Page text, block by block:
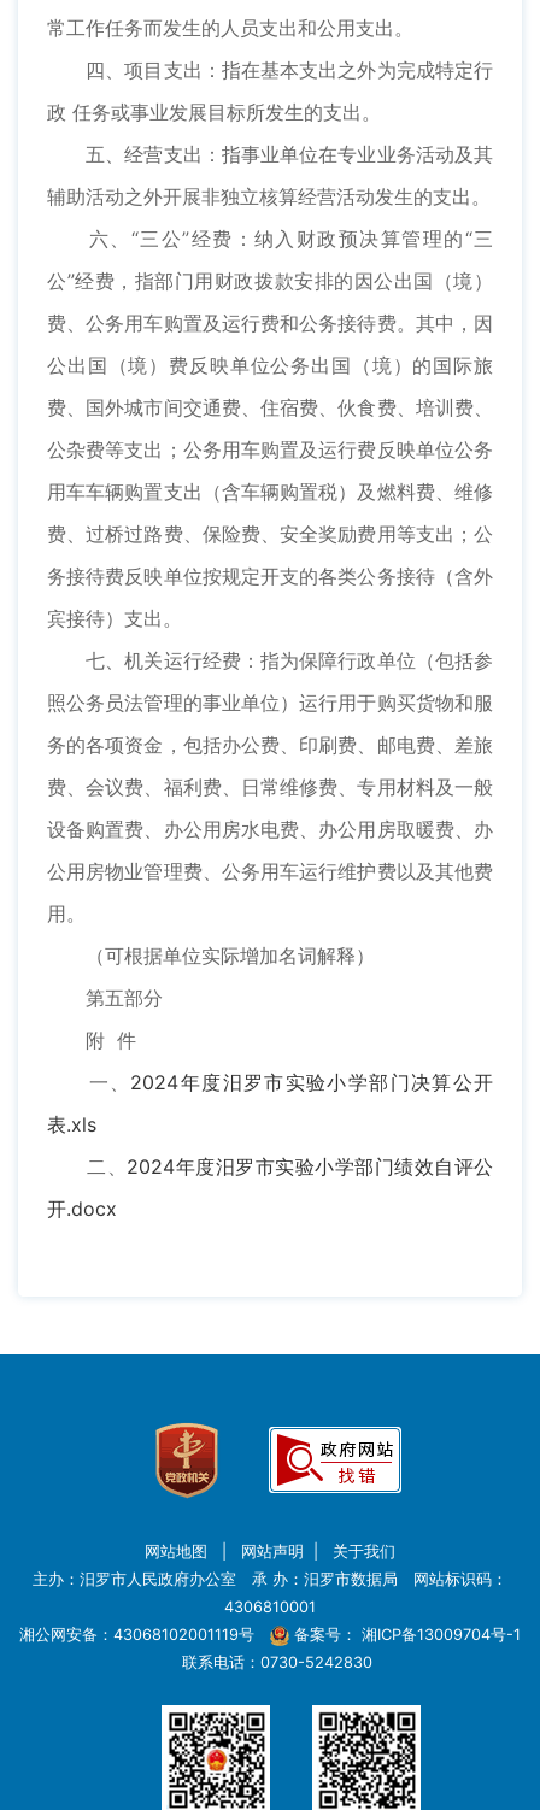
常工作任务而发生的人员支出和公用支出。
四、项目支出：指在基本支出之外为完成特定行
政 任务或事业发展目标所发生的支出。
五、经营支出：指事业单位在专业业务活动及其
辅助活动之外开展非独立核算经营活动发生的支出。
六、“三公”经费：纳入财政预决算管理的“三
公”经费，指部门用财政拨款安排的因公出国（境）
费、公务用车购置及运行费和公务接待费。其中，因
公出国（境）费反映单位公务出国（境）的国际旅
费、国外城市间交通费、住宿费、伙食费、培训费、
公杂费等支出；公务用车购置及运行费反映单位公务
用车车辆购置支出（含车辆购置税）及燃料费、维修
费、过桥过路费、保险费、安全奖励费用等支出；公
务接待费反映单位按规定开支的各类公务接待（含外
宾接待）支出。
七、机关运行经费：指为保障行政单位（包括参
照公务员法管理的事业单位）运行用于购买货物和服
务的各项资金，包括办公费、印刷费、邮电费、差旅
费、会议费、福利费、日常维修费、专用材料及一般
设备购置费、办公用房水电费、办公用房取暖费、办
公用房物业管理费、公务用车运行维护费以及其他费
用。
（可根据单位实际增加名词解释）
第五部分
附 件
一、 2024年度汨罗市实验小学部门决算公开
表.xls
二、 2024年度汨罗市实验小学部门绩效自评公
开.docx
网站地图 网站声明
关于我们
主办：汨罗市人民政府办公室 承 办：汨罗市数据局 网站标识码：
4306810001
湘公网安备：43068102001119号
备案号： 湘ICP备13009704号-1
联系电话：0730-5242830